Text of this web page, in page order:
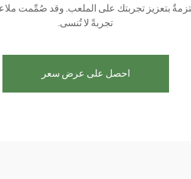
بتعزيز تجربتك على الملعب. وقد صُمِّمت
تجربةً لا تُنسى.
احصل على عرض سعر